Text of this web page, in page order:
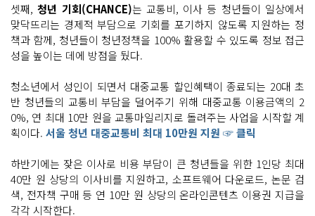
셋째,청년 기회(CHANCE)는 교통비, 이사 등 청년들이 일상에서
맞닥뜨리는 경제적 부담으로 기회를 포기하지 않도록 지원하는 정
책과 함께, 청년들이 청년정책을 100% 활용할 수 있도록 정보 접근
성을 높이는 데에 방점을 뒀다.
청소년에서 성인이 되면서 대중교통 할인혜택이 종료되는 20대 초
반 청년들의 교통비 부담을 덜어주기 위해 대중교통 이용금액의 2
0%, 연 최대 10만 원을 교통마일리지로 돌려주는 사업을 시작할 계
획이다. 서울 청년 대중교통비 최대 10만원 지원 ☞ 클릭
하반기에는 잦은 이사로 비용 부담이 큰 청년들을 위한 1인당 최대
40만 원 상당의 이사비를 지원하고, 소프트웨어 다운로드, 논문 검
색, 전자책 구매 등 연 10만 원 상당의 온라인콘텐츠 이용권 지급을
각각 시작한다.